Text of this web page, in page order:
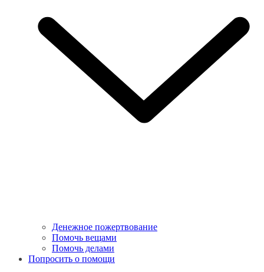
Денежное пожертвование
Помочь вещами
Помочь делами
Попросить о помощи